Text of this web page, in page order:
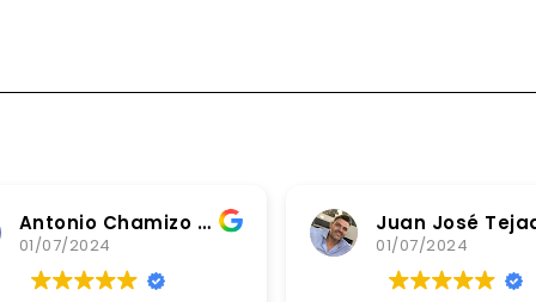
Antonio Chamizo Alfaro
01/07/2024
Juan José
01/07/2024